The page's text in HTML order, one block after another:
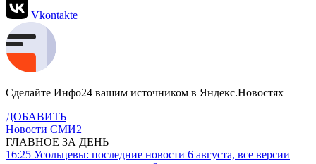
Vkontakte
Сделайте Инфо24 вашим источником в Яндекс.Новостях
ДОБАВИТЬ
Новости СМИ2
ГЛАВНОЕ ЗА ДЕНЬ
16:25 Усольцевы: последние новости 6 августа, все версии